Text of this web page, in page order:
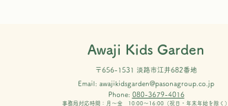
Awaji Kids Garden
〒656-1531 淡路市江井682番地
Email: awajikidsgarden@pasonagroup.co.jp
Phone: 080-3679-4016
事務局対応時間：月～金 10:00～16:00（祝日・年末年始を除く）